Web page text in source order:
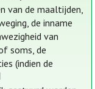
van de maaltijden,
de inname
van
soms, de
(indien de